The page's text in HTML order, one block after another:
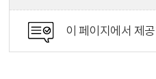
이 페이지에서 제